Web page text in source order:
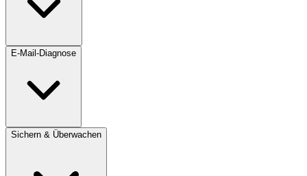
E-Mail-Diagnose
Sichern & Überwachen